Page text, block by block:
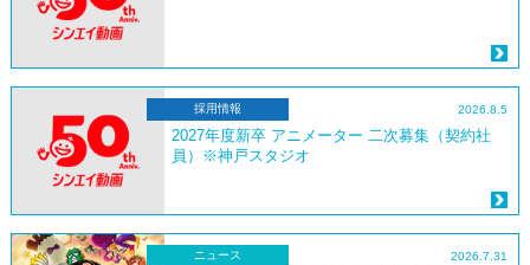
採用情報 2026.8.5
2027年度新卒 アニメーター 二次募集（契約社
員）※神戸スタジオ
ニュース 2026.7.31